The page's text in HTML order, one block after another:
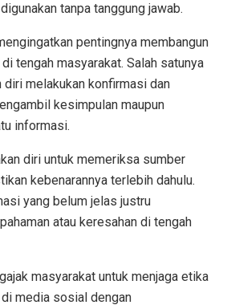
tanpa tanggung jawab.
pentingnya membangun
tengah masyarakat. Salah satunya
diri melakukan konfirmasi dan
kesimpulan maupun
informasi.
diri untuk memeriksa sumber
kebenarannya terlebih dahulu.
yang belum jelas justru
atau keresahan di tengah
masyarakat untuk menjaga etika
media sosial dengan